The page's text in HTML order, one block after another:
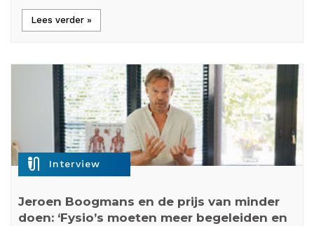
Lees verder »
mic_external_on Interview
Jeroen Boogmans en de prijs van minder
doen: ‘Fysio’s moeten meer begeleiden en